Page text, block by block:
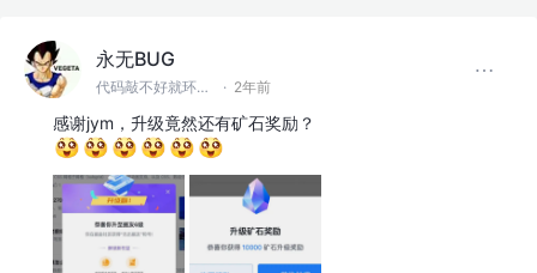
永无BUG
代码敲不好就环游世界！ · 2年前
感谢jym，升级竟然还有矿石奖励？